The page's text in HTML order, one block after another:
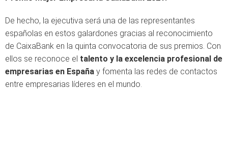
De hecho, la ejecutiva será una de las representantes
españolas en estos galardones gracias al reconocimiento
de CaixaBank en la quinta convocatoria de sus premios. Con
ellos se reconoce el talento y la excelencia profesional de
empresarias en España y fomenta las redes de contactos
entre empresarias líderes en el mundo.